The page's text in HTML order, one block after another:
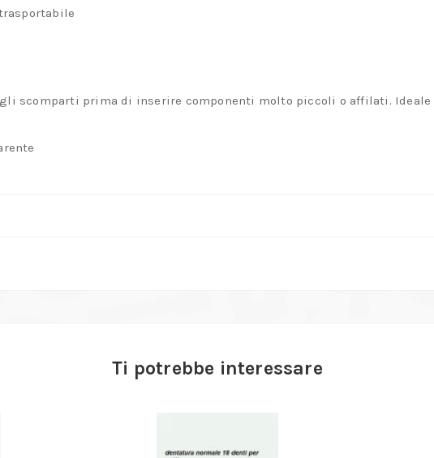
scomparti prima di inserire componenti molto piccoli o affilati. Ideale
Ti potrebbe interessare